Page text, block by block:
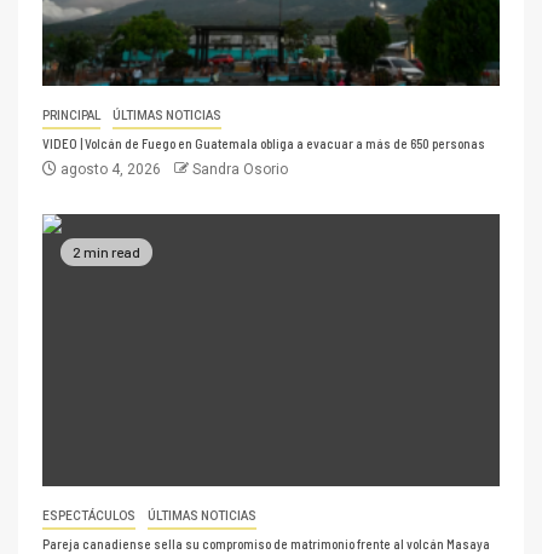
PRINCIPAL ÚLTIMAS NOTICIAS
VIDEO | Volcán de Fuego en Guatemala obliga a evacuar a más de 650 personas
agosto 4, 2026 Sandra Osorio
2 min read
ESPECTÁCULOS ÚLTIMAS NOTICIAS
Pareja canadiense sella su compromiso de matrimonio frente al volcán Masaya